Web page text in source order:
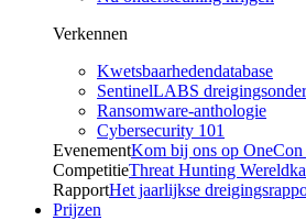
Verkennen
Kwetsbaarhedendatabase
SentinelLABS
Ransomware-anthologie
Cybersecurity 101
EvenementKom bij ons op
CompetitieThreat Hunting
RapportHet jaarlijkse
Prijzen